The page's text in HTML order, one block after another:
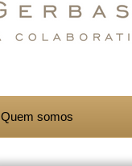
Quem somos